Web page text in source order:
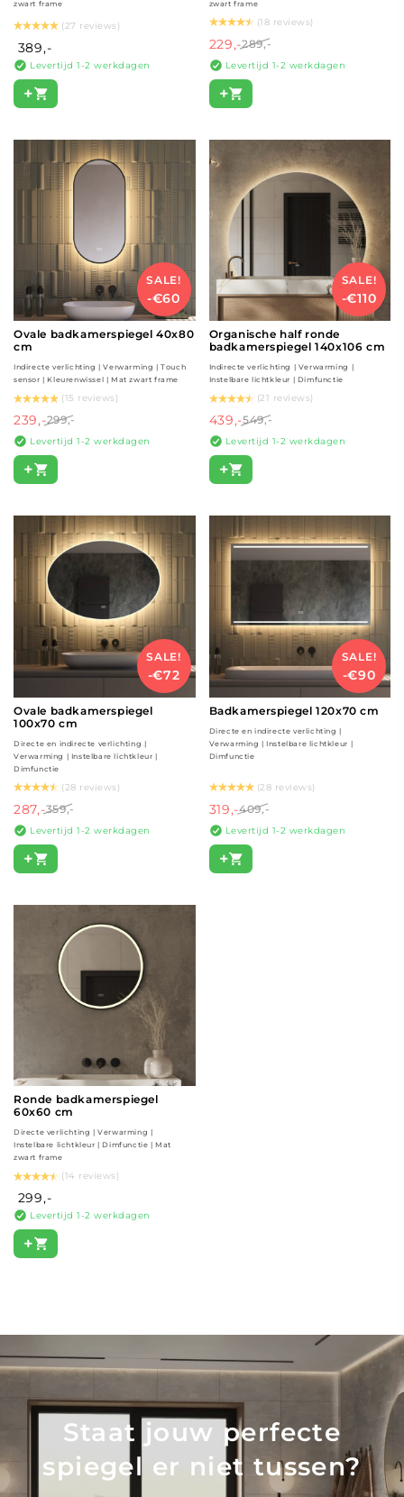
zwart frame
(27 reviews)
389,-
Levertijd 1-2 werkdagen
+
zwart frame
(18 reviews)
229,-289,-
Levertijd 1-2 werkdagen
+
SALE!
-€60
Ovale badkamerspiegel 40x80
cm
Indirecte verlichting | Verwarming | Touch
sensor | Kleurenwissel | Mat zwart frame
(15 reviews)
239,-299,-
Levertijd 1-2 werkdagen
+
SALE!
-€110
Organische half ronde
badkamerspiegel 140x106 cm
Indirecte verlichting | Verwarming |
Instelbare lichtkleur | Dimfunctie
(21 reviews)
439,-549,-
Levertijd 1-2 werkdagen
+
SALE!
-€72
Ovale badkamerspiegel
100x70 cm
Directe en indirecte verlichting |
Verwarming | Instelbare lichtkleur |
Dimfunctie
(28 reviews)
287,-359,-
Levertijd 1-2 werkdagen
+
SALE!
-€90
Badkamerspiegel 120x70 cm
Directe en indirecte verlichting |
Verwarming | Instelbare lichtkleur |
Dimfunctie
(28 reviews)
319,-409,-
Levertijd 1-2 werkdagen
+
Ronde badkamerspiegel
60x60 cm
Directe verlichting | Verwarming |
Instelbare lichtkleur | Dimfunctie | Mat
zwart frame
(14 reviews)
299,-
Levertijd 1-2 werkdagen
+
Staat jouw perfecte
spiegel er niet tussen?